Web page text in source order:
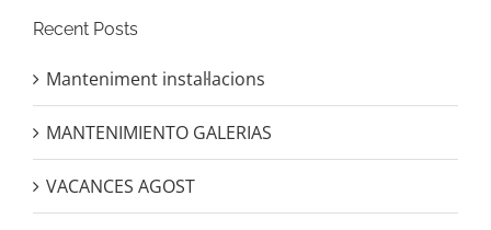
Recent Posts
Manteniment instal·lacions
MANTENIMIENTO GALERIAS
VACANCES AGOST